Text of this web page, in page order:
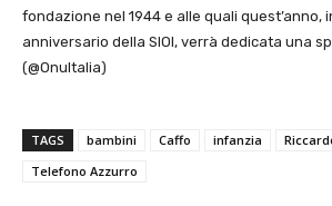
fondazione nel 1944 e alle quali quest’anno,
anniversario della SIOI, verrà dedicata una
(@OnuItalia)
TAGS bambini Caffo infanzia
Telefono Azzurro